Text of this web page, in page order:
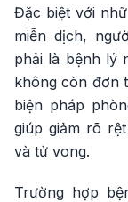
Đặc biệt với
miễn dịch,
phải là bệnh lý
không còn đơn
biện pháp
giúp giảm rõ
và tử vong.
Trường hợp